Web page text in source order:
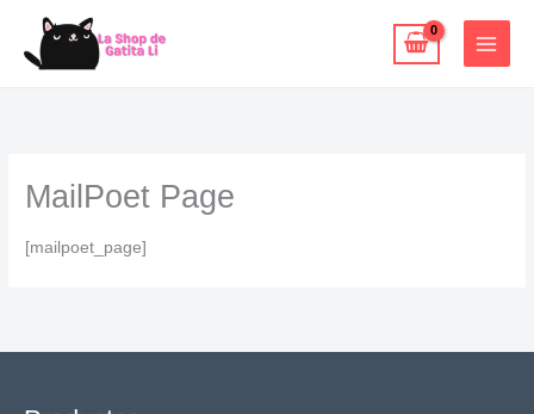
contenido
MailPoet Page
[mailpoet_page]